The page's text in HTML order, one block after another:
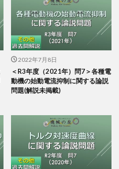
2022年7月8日
＜R3年度（2021年）問7＞各種電
動機の始動電流抑制に関する論説
問題(解説未掲載)